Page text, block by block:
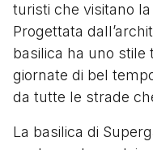
turisti che visitano
Progettata
basilica ha uno stile
giornate di bel
da tutte le strade
La basilica di